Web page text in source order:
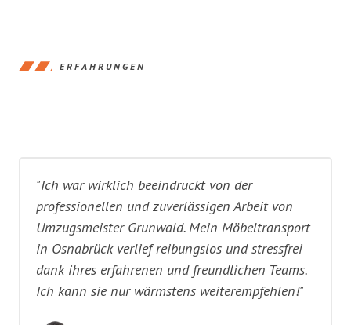
ERFAHRUNGEN
"Ich war wirklich beeindruckt von der
professionellen und zuverlässigen Arbeit von
Umzugsmeister Grunwald. Mein Möbeltransport
in Osnabrück verlief reibungslos und stressfrei
dank ihres erfahrenen und freundlichen Teams.
Ich kann sie nur wärmstens weiterempfehlen!"